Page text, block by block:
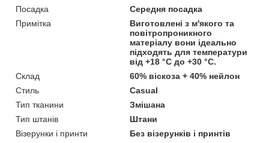
Посадка
Середня посадка
Примітка
Виготовлені з м'якого та
повітропроникного
матеріалу вони ідеально
підходять для температури
від +18 °C до +30 °C.
Склад
60% віскоза + 40% нейлон
Стиль
Casual
Тип тканини
Змішана
Тип штанів
Штани
Візерунки і принти
Без візерунків і принтів